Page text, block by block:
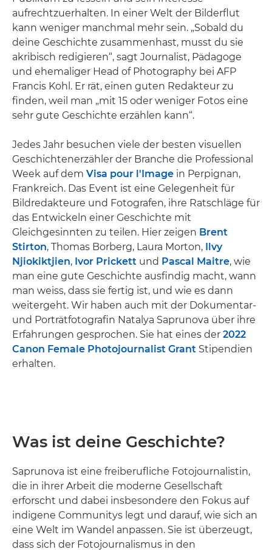
aufrechtzuerhalten. In einer Welt der Bilderflut
kann weniger manchmal mehr sein. „Sobald du
deine Geschichte zusammenhast, musst du sie
akribisch redigieren“, sagt Journalist, Pädagoge
und ehemaliger Head of Photography bei AFP
Francis Kohl. Er rät, einen guten Redakteur zu
finden, weil man „mit 15 oder weniger Fotos eine
sehr gute Geschichte erzählen kann“.
Jedes Jahr besuchen viele der besten visuellen
Geschichtenerzähler der Branche die Professional
Week auf dem Visa pour l'Image in Perpignan,
Frankreich. Das Event ist eine Gelegenheit für
Bildredakteure und Fotografen, ihre Ratschläge für
das Entwickeln einer Geschichte mit
Gleichgesinnten zu teilen. Hier zeigen Brent
Stirton, Thomas Borberg, Laura Morton, Ilvy
Njiokiktjien, Ivor Prickett und Pascal Maitre, wie
man eine gute Geschichte ausfindig macht, wann
man weiss, dass sie fertig ist, und wie es dann
weitergeht. Wir haben auch mit der Dokumentar-
und Porträtfotografin Natalya Saprunova über ihre
Erfahrungen gesprochen. Sie hat eines der 2022
Canon Female Photojournalist Grant Stipendien
erhalten.
Was ist deine Geschichte?
Saprunova ist eine freiberufliche Fotojournalistin,
die in ihrer Arbeit die moderne Gesellschaft
erforscht und dabei insbesondere den Fokus auf
indigene Communitys legt und darauf, wie sich an
eine Welt im Wandel anpassen. Sie ist überzeugt,
dass sich der Fotojournalismus in den